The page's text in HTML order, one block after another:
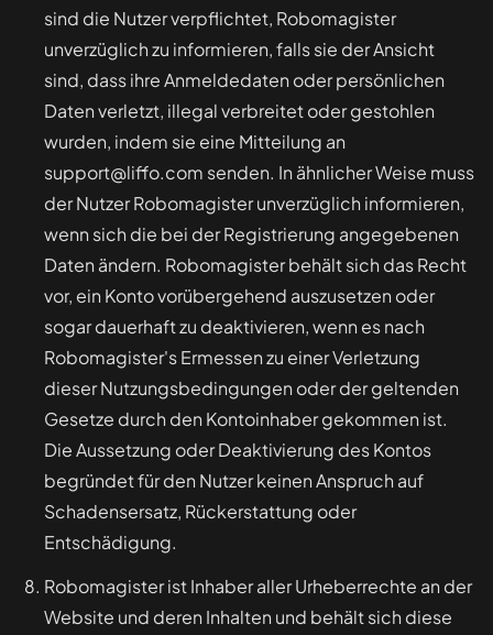
sind die Nutzer verpflichtet, Robomagister
unverzüglich zu informieren, falls sie der Ansicht
sind, dass ihre Anmeldedaten oder persönlichen
Daten verletzt, illegal verbreitet oder gestohlen
wurden, indem sie eine Mitteilung an
support@liffo.com senden. In ähnlicher Weise muss
der Nutzer Robomagister unverzüglich informieren,
wenn sich die bei der Registrierung angegebenen
Daten ändern. Robomagister behält sich das Recht
vor, ein Konto vorübergehend auszusetzen oder
sogar dauerhaft zu deaktivieren, wenn es nach
Robomagister's Ermessen zu einer Verletzung
dieser Nutzungsbedingungen oder der geltenden
Gesetze durch den Kontoinhaber gekommen ist.
Die Aussetzung oder Deaktivierung des Kontos
begründet für den Nutzer keinen Anspruch auf
Schadensersatz, Rückerstattung oder
Entschädigung.
Robomagister ist Inhaber aller Urheberrechte an der
Website und deren Inhalten und behält sich diese